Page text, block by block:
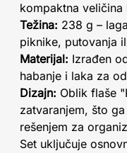
kompaktna
Težina: 238 g –
piknike, putovanja
Materijal: Izrađen
habanje i laka za
Dizajn: Oblik flaše
zatvaranjem, što
rešenjem za
Set uključuje